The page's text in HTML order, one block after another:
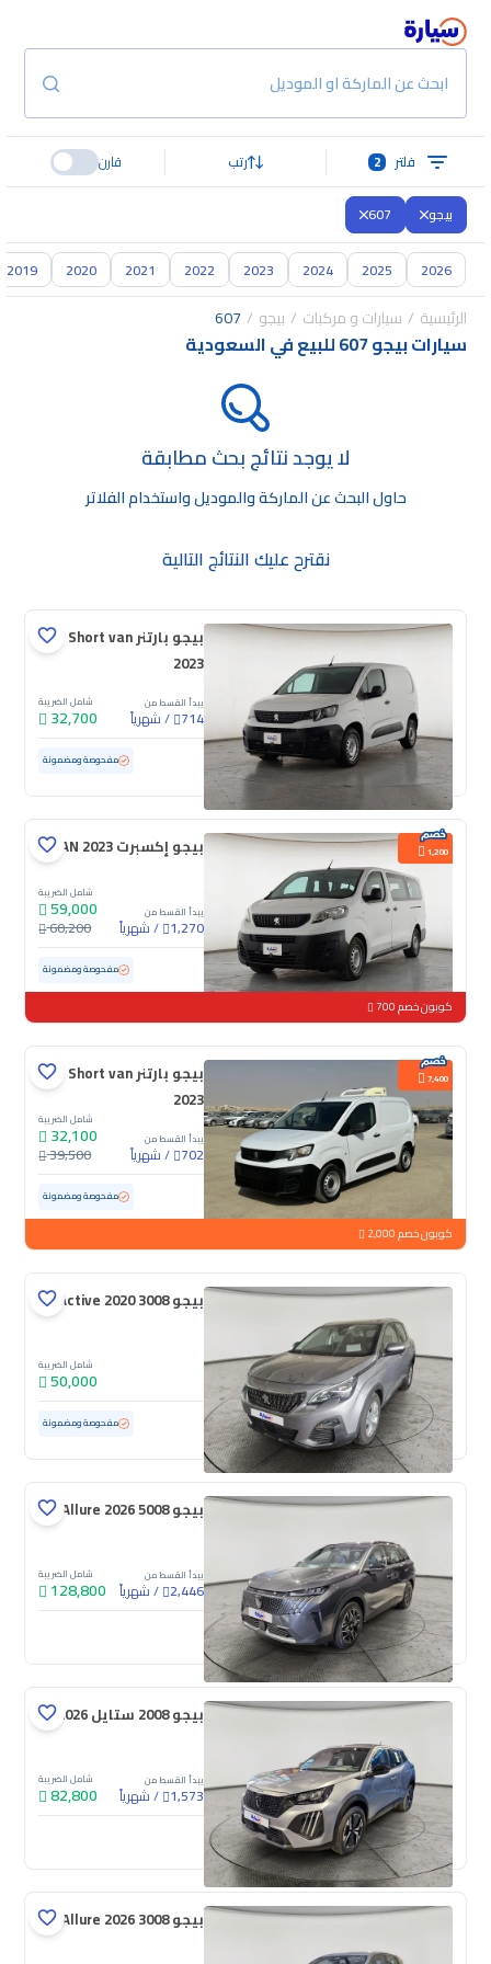
ابحث عن الماركة او الموديل
فلتر 2 رتب قارن
بيجو 607
2026
2025
2024
2023
2022
2021
2020
2019
الرئيسية سيارات و مركبات بيجو 607
سيارات بيجو 607 للبيع في السعودية
لا يوجد نتائج بحث مطابقة
حاول البحث عن الماركة والموديل واستخدام الفلاتر
نقترح عليك النتائج التالية
بيجو بارتنر Short van
2023
يبدأ القسط من
714
/شهرياً
شامل الضريبة
32,700
مستعملة 169,925 كم مفحوصة ومضمونة
1,200 بيجو إكسبرت VAN 2023
يبدأ القسط من
1,270
/شهرياً
شامل الضريبة
59,000
60,200
مستعملة 85,440 كم مفحوصة ومضمونة
كوبون خصم 700
7,400
بيجو بارتنر Short van
2023
يبدأ القسط من
702
/شهرياً
شامل الضريبة
32,100
39,500
181,437 كم مفحوصة ومضمونة
كوبون خصم 2,000
بيجو 3008 Active 2020
شامل الضريبة
50,000
مستعملة 111,452 كم مفحوصة ومضمونة
بيجو 5008 Allure 2026
يبدأ القسط من
2,446
/شهرياً
شامل الضريبة
128,800
جديدة
بيجو 2008 ستايل 2026
يبدأ القسط من
1,573
/شهرياً
شامل الضريبة
82,800
جديدة
بيجو 3008 Allure 2026